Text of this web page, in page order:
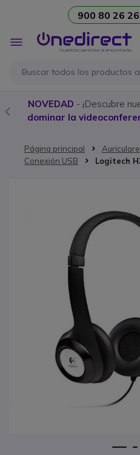
900 80 26 26
Toggle
Nav
- ¡Descubre nuestraguía
la videoconferenciacomo un
Página principal
Conexión USB
Logitech